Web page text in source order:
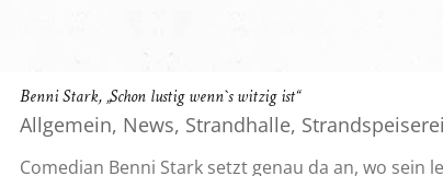
Benni Stark, „Schon lustig wenn`s witzig ist“
Allgemein, News, Strandhalle,
Comedian Benni Stark setzt genau da an, wo sein